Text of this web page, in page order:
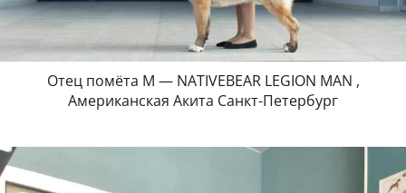
Отец помёта М — NATIVEBEAR LEGION MAN ,
Американская Акита Санкт-Петербург